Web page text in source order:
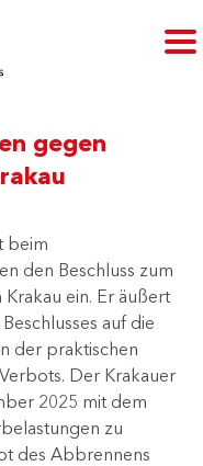
gegen
beim
den Beschluss zum
ein. Er äußert
auf die
der praktischen
Der Krakauer
2025 mit dem
zu
des Abbrennens